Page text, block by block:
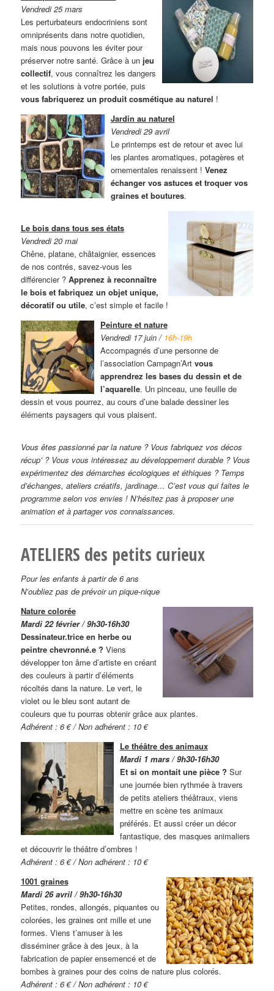
Vendredi 25 mars
Les perturbateurs endocriniens sont
omniprésents dans notre quotidien,
mais nous pouvons les éviter pour
préserver notre santé. Grâce à unjeu
collectif, vous connaîtrez les dangers
et les solutions à votre portée, puis
vous fabriquerez un produit cosmétique au naturel !
Jardin au naturel
Vendredi 29 avril
Le printemps est de retour et avec lui
les plantes aromatiques, potagères et
ornementales renaissent ! Venez
échanger vos astuces et troquer vos
graines et boutures.
Le bois dans tous ses états
Vendredi 20 mai
Chêne, platane, châtaignier, essences
de nos contrés, savez-vous les
différencier ? Apprenez à reconnaître
le bois et fabriquez un objet unique,
décoratif ou utile, c’est simple et facile !
Peinture et nature
Vendredi 17 juin / 16h-19h
Accompagnés d’une personne de
l’association Campagn’Artvous
apprendrez les bases du dessin et de
l’aquarelle. Un pinceau, une feuille de
dessin et vous pourrez, au cours d’une balade dessiner les
éléments paysagers qui vous plaisent.
Vous êtes passionné par la nature ? Vous fabriquez vos décos
récup’ ? Vous vous intéressez au développement durable ? Vous
expérimentez des démarches écologiques et éthiques ? Temps
d’échanges, ateliers créatifs, jardinage… C’est vous qui faites le
programme selon vos envies ! N’hésitez pas à proposer une
animation et à partager vos connaissances.
ATELIERS des petits curieux
Pour les enfants à partir de 6 ans
N’oubliez pas de prévoir un pique-nique
Nature colorée
Mardi 22 février / 9h30-16h30
Dessinateur.trice en herbe ou
peintre chevronné.e ? Viens
développer ton âme d’artiste en créant
des couleurs à partir d’éléments
récoltés dans la nature. Le vert, le
violet ou le bleu sont autant de
couleurs que tu pourras obtenir grâce aux plantes.
Adhérent : 6 € / Non adhérent : 10 €
Le théâtre des animaux
Mardi 1 mars / 9h30-16h30
Et si on montait une pièce ? Sur
une journée bien rythmée à travers
de petits ateliers théâtraux, viens
mettre en scène tes animaux
préférés. Et aussi créer un décor
fantastique, des masques animaliers
et découvrir le théâtre d’ombres !
Adhérent : 6 € / Non adhérent : 10 €
1001 graines
Mardi 26 avril / 9h30-16h30
Petites, rondes, allongés, piquantes ou
colorées, les graines ont mille et une
formes. Viens t’amuser à les
disséminer grâce à des jeux, à la
fabrication de papier ensemencé et de
bombes à graines pour des coins de nature plus colorés.
Adhérent : 6 € / Non adhérent : 10 €